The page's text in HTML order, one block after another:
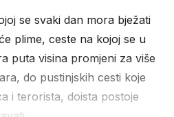
se svaki dan mora bježati
plime, ceste na kojoj se u
puta visina promjeni za više
do pustinjskih cesti koje
i terorista, doista postoje